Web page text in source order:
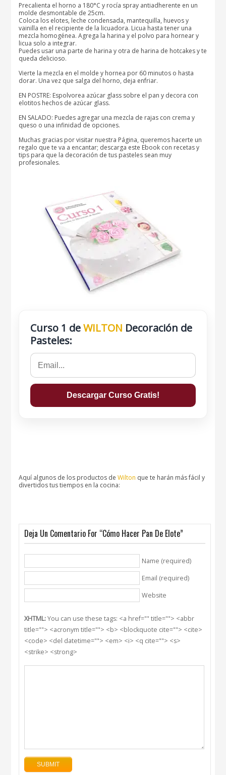
Precalienta el horno a 180°C y rocía spray antiadherente en un
molde desmontable de 25cm.
Coloca los elotes, leche condensada, mantequilla, huevos y
vainilla en el recipiente de la licuadora. Licua hasta tener una
mezcla homogénea. Agrega la harina y el polvo para hornear y
licua solo a integrar.
Puedes usar una parte de harina y otra de harina de hotcakes y te
queda delicioso.
Vierte la mezcla en el molde y hornea por 60 minutos o hasta
dorar. Una vez que salga del horno, deja enfriar.
EN POSTRE: Espolvorea azúcar glass sobre el pan y decora con
elotitos hechos de azúcar glass.
EN SALADO: Puedes agregar una mezcla de rajas con crema y
queso o una infinidad de opciones.
Muchas gracias por visitar nuestra Página, queremos hacerte un
regalo que te va a encantar; descarga este Ebook con recetas y
tips para que la decoración de tus pasteles sean muy
profesionales.
Curso 1 deWILTON Decoración de
Pasteles:
Aquí algunos de los productos deWilton que te harán más fácil y
divertidos tus tiempos en la cocina:
Deja Un Comentario For “Cómo Hacer Pan De Elote”
Name (required)
Email (required)
Website
XHTML:You can use these tags: <a href="" title=""> <abbr
title=""> <acronym title=""> <b> <blockquote cite=""> <cite>
<code> <del datetime=""> <em> <i> <q cite=""> <s>
<strike> <strong>